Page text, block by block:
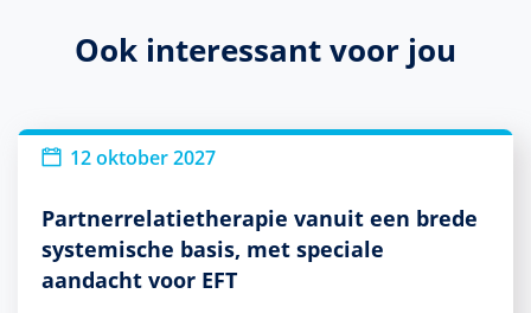
Ook interessant voor jou
12 oktober 2027
Partnerrelatietherapie vanuit een brede
systemische basis, met speciale
aandacht voor EFT